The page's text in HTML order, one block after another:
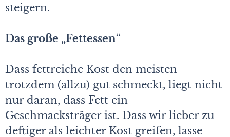
steigern.
Das große „Fettessen“
Dass fettreiche Kost den meisten
trotzdem (allzu) gut schmeckt, liegt nicht
nur daran, dass Fett ein
Geschmacksträger ist. Dass wir lieber zu
deftiger als leichter Kost greifen, lasse